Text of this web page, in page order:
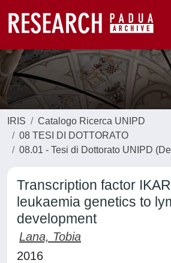
IRIS
Catalogo Ricerca UNIPD
08 TESI DI DOTTORATO
08.01 - Tesi di Dottorato UNIPD
Transcription factor
leukaemia genetics to
development
Lana, Tobia
2016